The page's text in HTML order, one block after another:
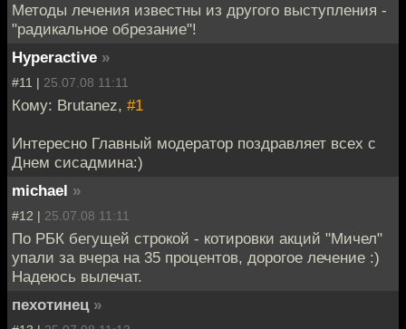
Методы лечения известны из другого выступления -
"радикальное обрезание"!
Hyperactive »
#11 | 25.07.08 11:11
Кому: Brutanez, #1
Интересно Главный модератор поздравляет всех с
Днем сисадмина:)
michael »
#12 | 25.07.08 11:11
По РБК бегущей строкой - котировки акций "Мичел"
упали за вчера на 35 процентов, дорогое лечение :)
Надеюсь вылечат.
пехотинец »